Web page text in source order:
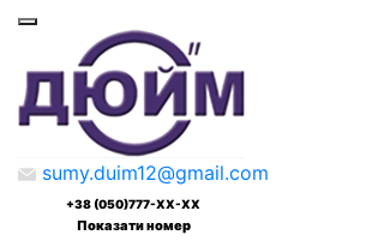
sumy.duim12@gmail.com
+38 (050)777-XX-XX
Показати номер